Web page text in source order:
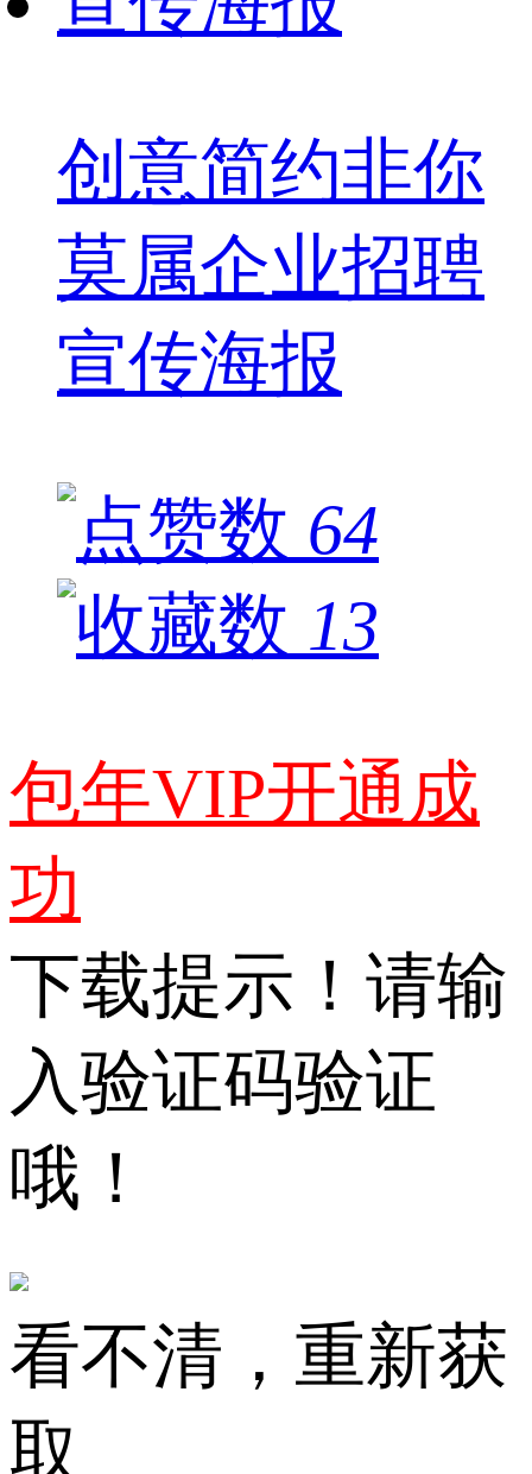
创意简约非你
莫属企业招聘
宣传海报
64
13
包年VIP开通成
功
下载提示！请输
入验证码验证
哦！
看不清，重新获
取